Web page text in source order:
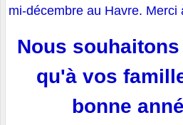
mi-décembre au Havre. Merci
Nous
qu'à vos
bonne